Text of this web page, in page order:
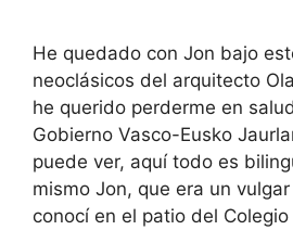
He quedado con Jon bajo
neoclásicos del arquitecto
he querido perderme en
Gobierno Vasco-Eusko
puede ver, aquí todo es
mismo Jon, que era un
conocí en el patio del